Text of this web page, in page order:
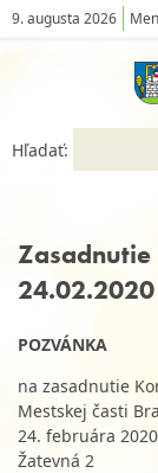
9. augusta 2026
Hľadať:
24.02.2020
POZVÁNKA
na zasadnutie
Mestskej časti
24. februára
Žatevná 2